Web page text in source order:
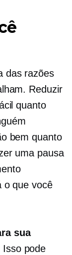
das razões
Reduzir
quanto
bem quanto
uma pausa
o que você
sua
Isso pode